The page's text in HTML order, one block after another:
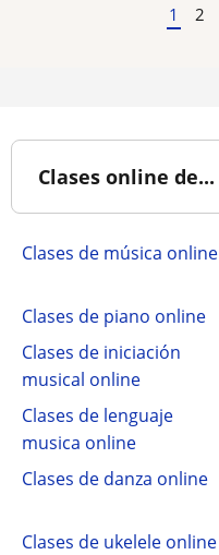
1 2
Clases online de...
Clases de música online
Clases de piano online
Clases de iniciación
musical online
Clases de lenguaje
musica online
Clases de danza online
Clases de ukelele online